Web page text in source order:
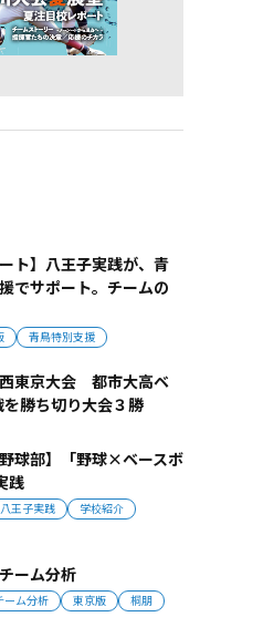
ト】八王子実践が、青
でサポート。チームの
青鳥特別支援
西東京大会 都市大高ベ
勝ち切り大会３勝
球部】「野球×ベースボ
践
八王子実践
学校紹介
ーム分析
ーム分析 東京版 桐朋